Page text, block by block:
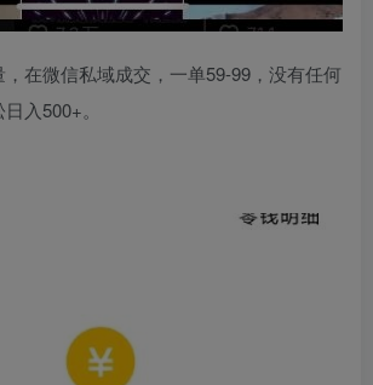
在微信私域成交，一单59-99，没有任何
入500+。